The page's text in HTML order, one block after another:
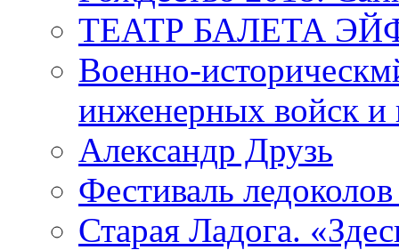
ТЕАТР БАЛЕТА
Военно-
инженерных войск и
Александр Друзь
Фестиваль
Старая Ладога.